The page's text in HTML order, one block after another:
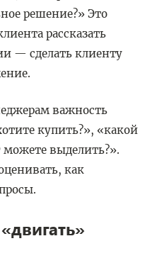
решение?» Это
рассказать
— сделать клиенту
важность
купить?», «какой
можете выделить?».
как